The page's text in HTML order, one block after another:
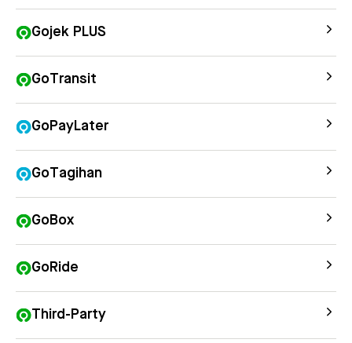
Gojek PLUS
GoTransit
GoPayLater
GoTagihan
GoBox
GoRide
Third-Party